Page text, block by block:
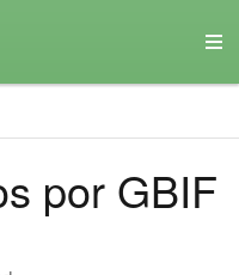
por GBIF